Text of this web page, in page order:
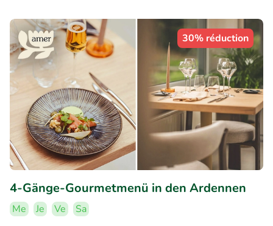
30% réduction
4-Gänge-Gourmetmenü in den Ardennen
Me Je Ve
Sa